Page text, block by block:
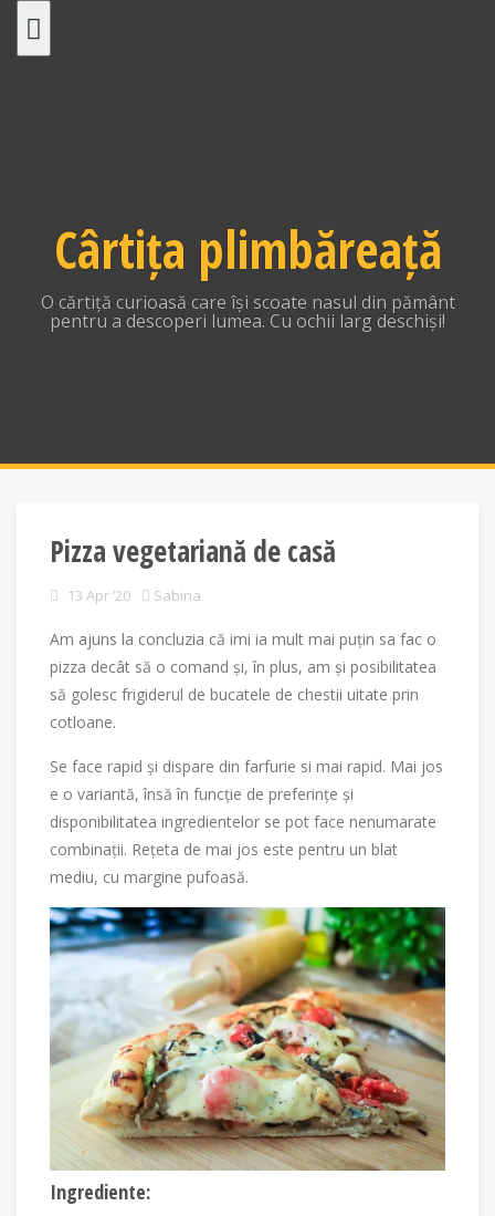
Cârtița plimbăreață
O cărtiță curioasă care își scoate nasul din pământ
pentru a descoperi lumea. Cu ochii larg deschiși!
Pizza vegetariană de casă
13 Apr ’20 Sabina
Am ajuns la concluzia că imi ia mult mai puțin sa fac o
pizza decât să o comand și, în plus, am și posibilitatea
să golesc frigiderul de bucatele de chestii uitate prin
cotloane.
Se face rapid și dispare din farfurie si mai rapid. Mai jos
e o variantă, însă în funcție de preferințe și
disponibilitatea ingredientelor se pot face nenumarate
combinații. Rețeta de mai jos este pentru un blat
mediu, cu margine pufoasă.
Ingrediente: